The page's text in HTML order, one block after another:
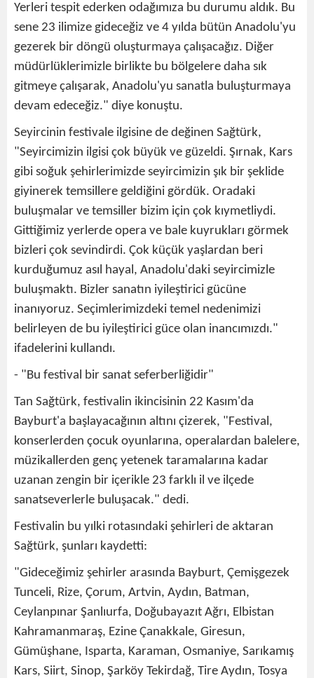
Yerleri tespit ederken odağımıza bu durumu aldık. Bu
sene 23 ilimize gideceğiz ve 4 yılda bütün Anadolu'yu
gezerek bir döngü oluşturmaya çalışacağız. Diğer
müdürlüklerimizle birlikte bu bölgelere daha sık
gitmeye çalışarak, Anadolu'yu sanatla buluşturmaya
devam edeceğiz." diye konuştu.
Seyircinin festivale ilgisine de değinen Sağtürk,
"Seyircimizin ilgisi çok büyük ve güzeldi. Şırnak, Kars
gibi soğuk şehirlerimizde seyircimizin şık bir şeklide
giyinerek temsillere geldiğini gördük. Oradaki
buluşmalar ve temsiller bizim için çok kıymetliydi.
Gittiğimiz yerlerde opera ve bale kuyrukları görmek
bizleri çok sevindirdi. Çok küçük yaşlardan beri
kurduğumuz asıl hayal, Anadolu'daki seyircimizle
buluşmaktı. Bizler sanatın iyileştirici gücüne
inanıyoruz. Seçimlerimizdeki temel nedenimizi
belirleyen de bu iyileştirici güce olan inancımızdı."
ifadelerini kullandı.
- "Bu festival bir sanat seferberliğidir"
Tan Sağtürk, festivalin ikincisinin 22 Kasım'da
Bayburt'a başlayacağının altını çizerek, "Festival,
konserlerden çocuk oyunlarına, operalardan balelere,
müzikallerden genç yetenek taramalarına kadar
uzanan zengin bir içerikle 23 farklı il ve ilçede
sanatseverlerle buluşacak." dedi.
Festivalin bu yılki rotasındaki şehirleri de aktaran
Sağtürk, şunları kaydetti:
"Gideceğimiz şehirler arasında Bayburt, Çemişgezek
Tunceli, Rize, Çorum, Artvin, Aydın, Batman,
Ceylanpınar Şanlıurfa, Doğubayazıt Ağrı, Elbistan
Kahramanmaraş, Ezine Çanakkale, Giresun,
Gümüşhane, Isparta, Karaman, Osmaniye, Sarıkamış
Kars, Siirt, Sinop, Şarköy Tekirdağ, Tire Aydın, Tosya